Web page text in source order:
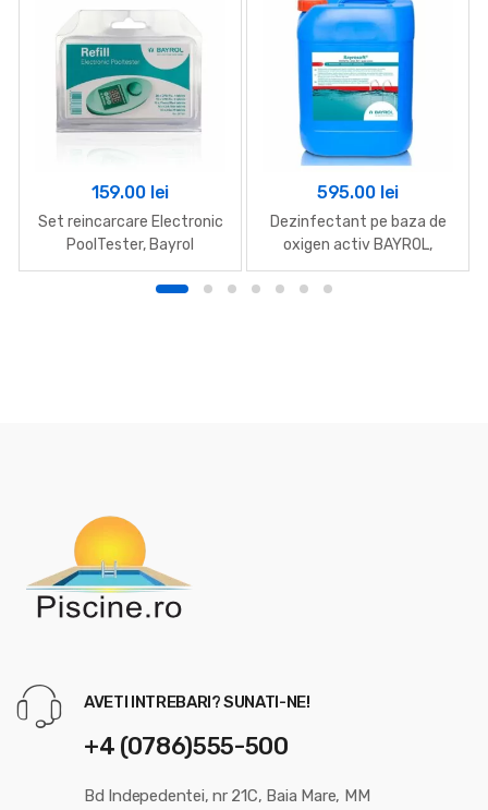
159.00 lei
Set reincarcare Electronic
PoolTester, Bayrol
595.00 lei
Dezinfectant pe baza de
oxigen activ BAYROL,
Bayrosoft, 22 kg – DOAR
PENTRU PERSOANE
AVETI INTREBARI? SUNATI-NE!
+4 (0786)555-500
Bd Indepedentei, nr 21C, Baia Mare, MM